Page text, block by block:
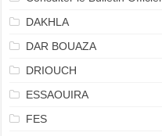
DAKHLA
DAR BOUAZA
DRIOUCH
ESSAOUIRA
FES